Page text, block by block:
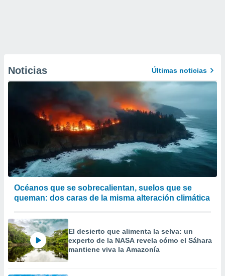
Noticias Últimas noticias
Océanos que se sobrecalientan, suelos que se
queman: dos caras de la misma alteración climática
El desierto que alimenta la selva: un
experto de la NASA revela cómo el Sáhara
mantiene viva la Amazonía